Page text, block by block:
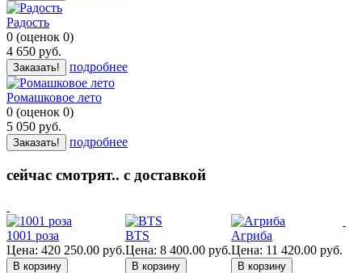
Радость
0 (оценок 0)
4 650 руб.
Заказать! подробнее
Ромашковое лето
0 (оценок 0)
5 050 руб.
Заказать! подробнее
сейчас смотрят.. с доставкой
1001 роза
Цена: 420 250.00 руб.
BTS
Цена: 8 400.00 руб.
Агриба
Цена: 11 420.00 руб.